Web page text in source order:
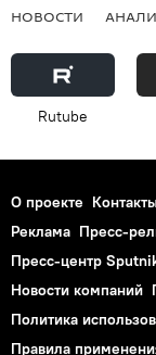
НОВОСТИ
Rutube
О проекте Контакты
Реклама Пресс-
Пресс-центр
Новости компаний
Политика
Правила